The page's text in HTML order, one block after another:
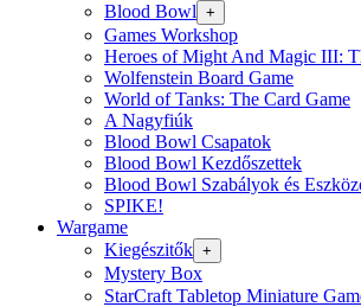
Blood Bowl +
Games Workshop
Heroes of Might And Magic III:
Wolfenstein Board Game
World of Tanks: The Card Game
A Nagyfiúk
Blood Bowl Csapatok
Blood Bowl Kezdőszettek
Blood Bowl Szabályok és
SPIKE!
Wargame
Kiegészitők +
Mystery Box
StarCraft Tabletop Miniature